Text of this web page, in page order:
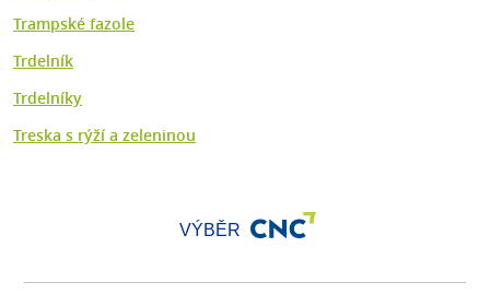
Trampské fazole
Trdelník
Trdelníky
Treska s rýží a zeleninou
VÝBĚR